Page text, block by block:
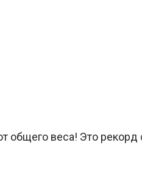
общего веса! Это